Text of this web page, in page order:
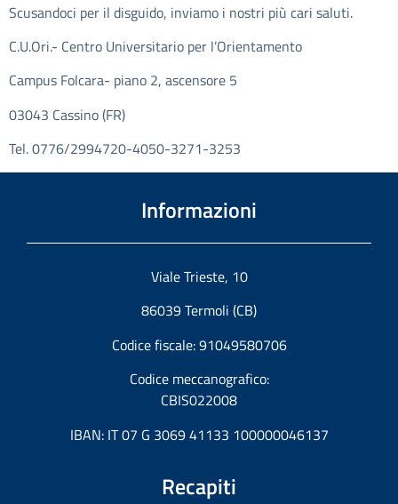
Scusandoci per il disguido, inviamo i nostri più cari saluti.
C.U.Ori.- Centro Universitario per l’Orientamento
Campus Folcara- piano 2, ascensore 5
03043 Cassino (FR)
Tel. 0776/2994720-4050-3271-3253
Informazioni
Viale Trieste, 10
86039 Termoli (CB)
Codice fiscale: 91049580706
Codice meccanografico:
CBIS022008
IBAN: IT 07 G 3069 41133 100000046137
Recapiti